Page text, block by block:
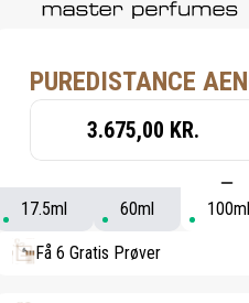
PUREDISTANCE
3.675,00 KR.
17.5ml 60ml 100ml
Få 6 Gratis Prøver